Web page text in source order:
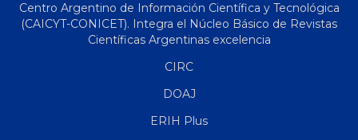
Centro Argentino de Información Científica y Tecnológica
(CAICYT-CONICET). Integra el Núcleo Básico de Revistas
Científicas Argentinas excelencia
CIRC
DOAJ
ERIH Plus